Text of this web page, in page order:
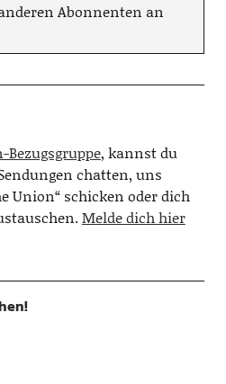
Abonnenten an
Bezugsgruppe, kannst du
chatten, uns
Union“ schicken oder dich
Melde dich hier